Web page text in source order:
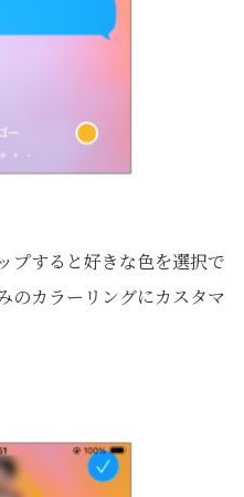
プすると好きな色を選択で
のカラーリングにカスタマ